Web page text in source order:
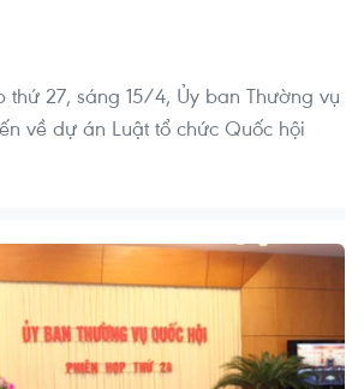
thứ 27, sáng 15/4, Ủy ban Thường vụ
về dự án Luật tổ chức Quốc hội